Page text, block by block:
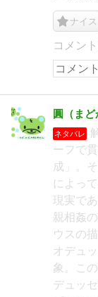
ナイス
コメン
圓（ま
ネタバレ
ーフで
成」。
によっ
現実で
親相姦
ウスの
オデュ
象。こ
デュッ